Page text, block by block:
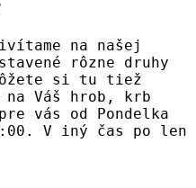
na našej
rôzne druhy
si tu tiež
Váš hrob, krb
vás od Pondelka
V iný čas po len